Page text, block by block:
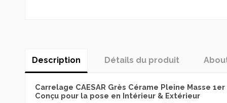
Description Détails du produit
Carrelage CAESAR Grès Cérame Pleine Masse 1er
Conçu pour la pose en Intérieur & Extérieur